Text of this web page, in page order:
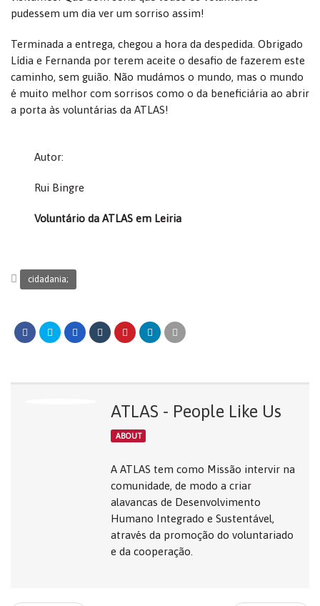
pudessem um dia ver um sorriso assim!
Terminada a entrega, chegou a hora da despedida. Obrigado
Lídia e Fernanda por terem aceite o desafio de fazerem este
caminho, sem guião. Não mudámos o mundo, mas o mundo
é muito melhor com sorrisos como o da beneficiária ao abrir
a porta às voluntárias da ATLAS!
Autor:
Rui Bingre
Voluntário da ATLAS em Leiria
cidadania;
ATLAS - People Like Us
ABOUT
A ATLAS tem como Missão intervir na
comunidade, de modo a criar
alavancas de Desenvolvimento
Humano Integrado e Sustentável,
através da promoção do voluntariado
e da cooperação.